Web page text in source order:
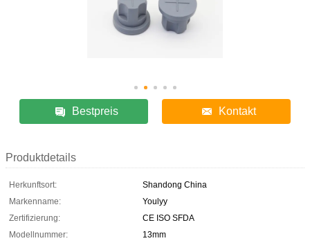
Bestpreis Kontakt
Produktdetails
Herkunftsort:
Shandong China
Markenname:
Youlyy
Zertifizierung:
CE ISO SFDA
Modellnummer:
13mm